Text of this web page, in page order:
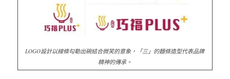
LOGO設計以線條勾勒出碗結合微笑的意象，「三」的麵條造型代表品牌
精神的傳承。